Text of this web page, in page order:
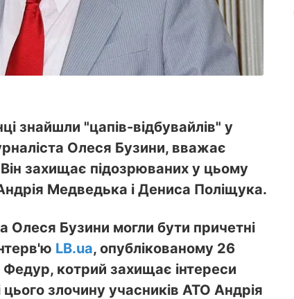
знайшли "цапів-відбувайлів" у
Олеся Бузини, вважає
захищає підозрюваних у цьому
Медведька і Дениса Поліщука.
Олеся Бузини могли бути причетні
LB.ua, опублікованому 26
котрий захищає інтереси
злочину учасників АТО Андрія